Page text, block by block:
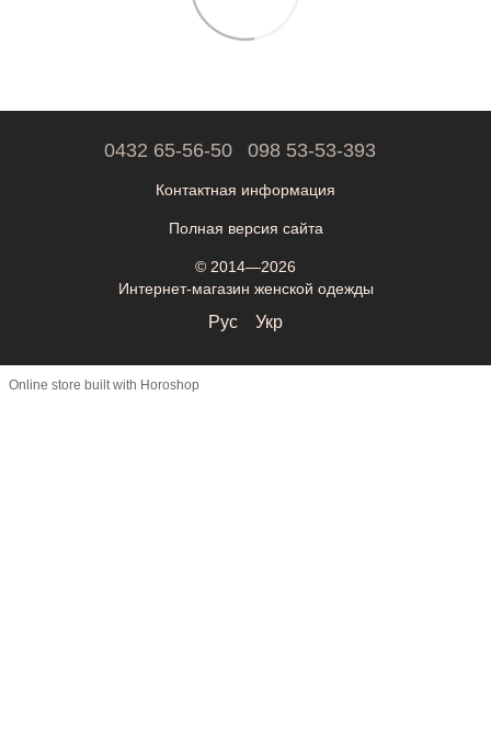
0432 65-56-50 098 53-53-393
Контактная информация
Полная версия сайта
© 2014—2026
Интернет-магазин женской одежды
Рус Укр
Online store built with Horoshop